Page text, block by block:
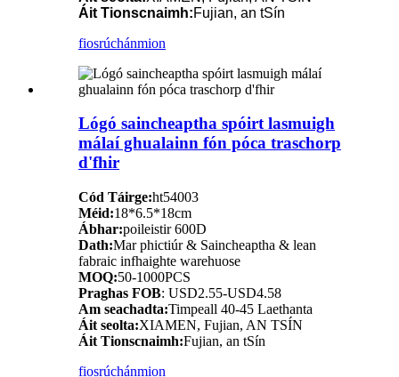
Áit Tionscnaimh:Fujian, an tSín
fiosrúchánmion
Lógó saincheaptha spóirt lasmuigh
málaí ghualainn fón póca traschorp
d'fhir
Cód Táirge:ht54003
Méid:18*6.5*18cm
Ábhar:poileistir 600D
Dath:Mar phictiúr & Saincheaptha & lean
fabraic infhaighte warehuose
MOQ:50-1000PCS
Praghas FOB: USD2.55-USD4.58
Am seachadta:Timpeall 40-45 Laethanta
Áit seolta:XIAMEN, Fujian, AN TSÍN
Áit Tionscnaimh:Fujian, an tSín
fiosrúchánmion